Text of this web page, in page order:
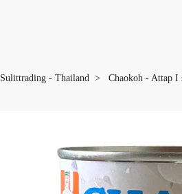
Sulittrading - Thailand Chaokoh - Attap I